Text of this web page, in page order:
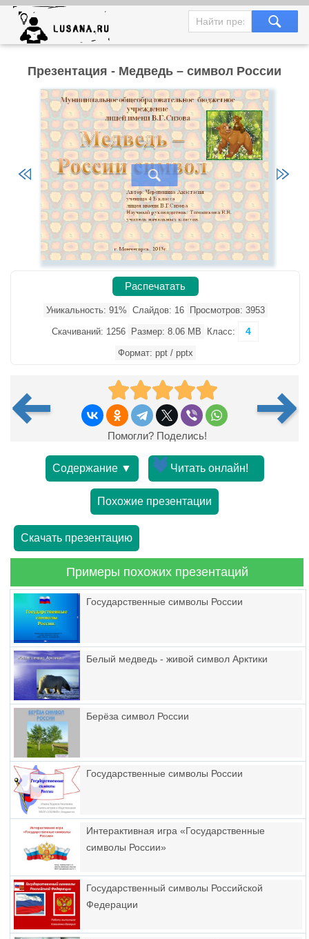
Презентация - Медведь – символ России
Распечатать
Уникальность: 91% Слайдов: 16 Просмотров: 3953
Скачиваний: 1256 Размер: 8.06 MB Класс: 4
Формат: ppt / pptx
Помогли? Поделись!
Содержание ▼ Читать онлайн!
Похожие презентации
Скачать презентацию
Примеры похожих презентаций
Государственные символы России
Белый медведь - живой символ Арктики
Берёза символ России
Государственные символы России
Интерактивная игра «Государственные
символы России»
Государственный символы Российской
Федерации